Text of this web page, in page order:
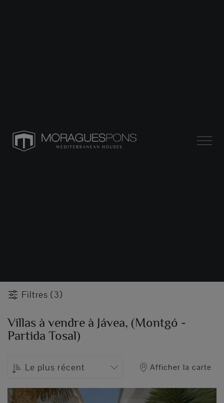
Filtres (3)
Villas à vendre à Jávea, (Montgó -
Partida Tosal)
Le plus récent Afficher la carte